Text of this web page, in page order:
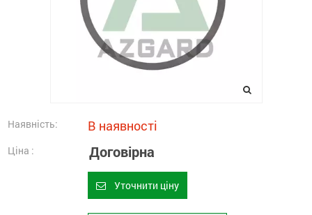
Наявність: В наявності
Ціна : Договірна
Уточнити ціну